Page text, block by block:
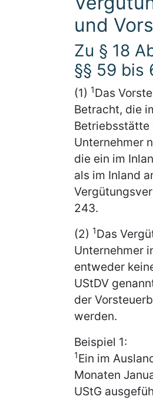
und
Zu § 18
§§ 59 bis
(1) 1Das
Betracht, die
Betriebsstätte
Unternehmer
die ein im
als im Inland
243.
(2) 1Das
Unternehmer
entweder
UStDV
der
werden.
Beispiel 1:
1Ein im
Monaten
UStG